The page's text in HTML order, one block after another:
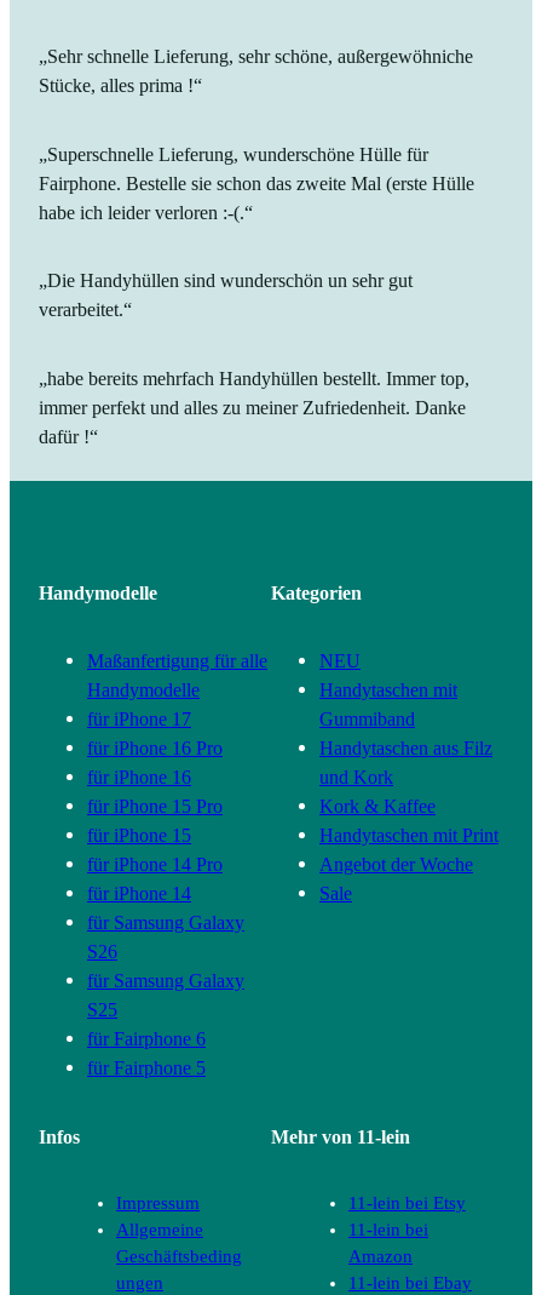
„Sehr schnelle Lieferung, sehr schöne, außergewöhniche
Stücke, alles prima !“
„Superschnelle Lieferung, wunderschöne Hülle für
Fairphone. Bestelle sie schon das zweite Mal (erste Hülle
habe ich leider verloren :-(.“
„Die Handyhüllen sind wunderschön un sehr gut
verarbeitet.“
„habe bereits mehrfach Handyhüllen bestellt. Immer top,
immer perfekt und alles zu meiner Zufriedenheit. Danke
dafür !“
Handymodelle
Maßanfertigung für alle
Handymodelle
für iPhone 17
für iPhone 16 Pro
für iPhone 16
für iPhone 15 Pro
für iPhone 15
für iPhone 14 Pro
für iPhone 14
für Samsung Galaxy
S26
für Samsung Galaxy
S25
für Fairphone 6
für Fairphone 5
Kategorien
NEU
Handytaschen mit
Gummiband
Handytaschen aus Filz
und Kork
Kork & Kaffee
Handytaschen mit Print
Angebot der Woche
Sale
Infos
Impressum
Allgemeine
Geschäftsbeding
ungen
Mehr von 11-lein
11-lein bei Etsy
11-lein bei
Amazon
11-lein bei Ebay